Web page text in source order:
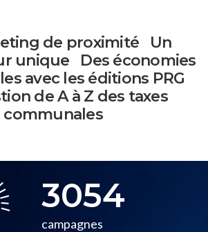
de proximité
Un
unique
Des économies
avec les éditions PRG
de A à Z des taxes
communales
3054
campagnes